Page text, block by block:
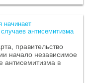
начинает
антисемитизма
правительство
начало независимое
антисемитизма в